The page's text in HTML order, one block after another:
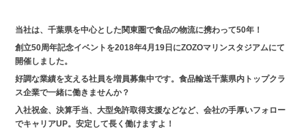
当社は、千葉県を中心とした関東圏で食品の物流に携わって50年！
創立50周年記念イベントを2018年4月19日にZOZOマリンスタジアムにて
開催しました。
好調な業績を支える社員を増員募集中です。食品輸送千葉県内トップクラ
ス企業で一緒に働きませんか？
入社祝金、決算手当、大型免許取得支援などなど、会社の手厚いフォロー
でキャリアUP。安定して長く働けますよ！